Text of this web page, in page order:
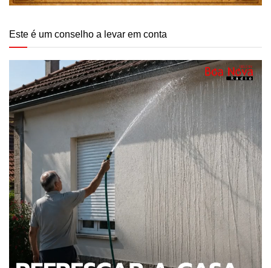
Este é um conselho a levar em conta